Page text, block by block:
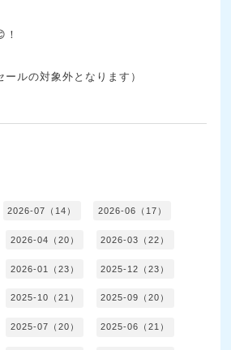
！
ールの対象外となります）
2026-07（14） 2026-06（17）
2026-04（20） 2026-03（22）
2026-01（23） 2025-12（23）
2025-10（21） 2025-09（20）
2025-07（20） 2025-06（21）